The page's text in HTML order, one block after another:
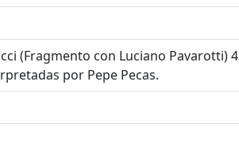
(Fragmento con Luciano Pavarotti) 4
por Pepe Pecas.